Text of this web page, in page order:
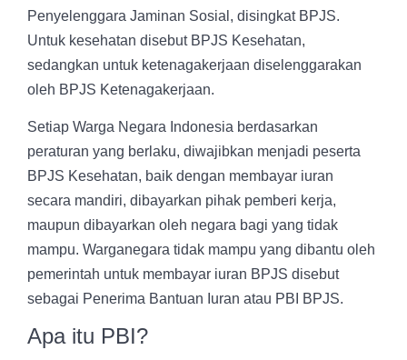
Penyelenggara Jaminan Sosial, disingkat BPJS.
Untuk kesehatan disebut BPJS Kesehatan,
sedangkan untuk ketenagakerjaan diselenggarakan
oleh BPJS Ketenagakerjaan.
Setiap Warga Negara Indonesia berdasarkan
peraturan yang berlaku, diwajibkan menjadi peserta
BPJS Kesehatan, baik dengan membayar iuran
secara mandiri, dibayarkan pihak pemberi kerja,
maupun dibayarkan oleh negara bagi yang tidak
mampu. Warganegara tidak mampu yang dibantu oleh
pemerintah untuk membayar iuran BPJS disebut
sebagai Penerima Bantuan Iuran atau PBI BPJS.
Apa itu PBI?